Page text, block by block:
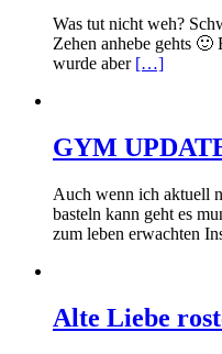
Was tut nicht weh?
Zehen anhebe gehts 🙂
wurde aber […]
GYM
Auch wenn ich aktuell
basteln kann geht es
zum leben erwachten
Alte Liebe